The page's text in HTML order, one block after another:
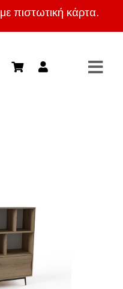
με πιστωτική κάρτα.